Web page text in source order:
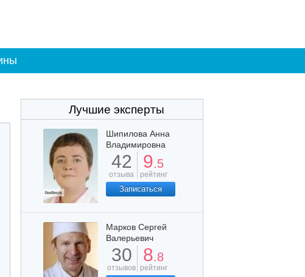
Лучшие эксперты
Шипилова Анна
Владимировна
42
отзыва
9.5
рейтинг
Записаться
Марков Сергей
Валерьевич
30
отзывов
8.8
рейтинг